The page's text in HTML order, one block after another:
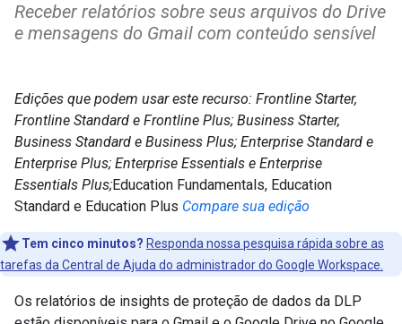
Receber relatórios sobre seus arquivos do Drive
e mensagens do Gmail com conteúdo sensível
Edições que podem usar este recurso: Frontline Starter,
Frontline Standard e Frontline Plus; Business Starter,
Business Standard e Business Plus; Enterprise Standard e
Enterprise Plus; Enterprise Essentials e Enterprise
Essentials Plus;Education Fundamentals, Education
Standard e Education Plus Compare sua edição
Tem cinco minutos? Responda nossa pesquisa rápida sobre as
tarefas da Central de Ajuda do administrador do Google Workspace.
Os relatórios de insights de proteção de dados da DLP